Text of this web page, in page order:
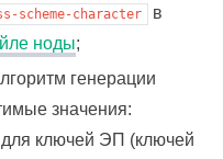
scheme-character
в
ноды;
генерации
значения:
ключей ЭП (ключей